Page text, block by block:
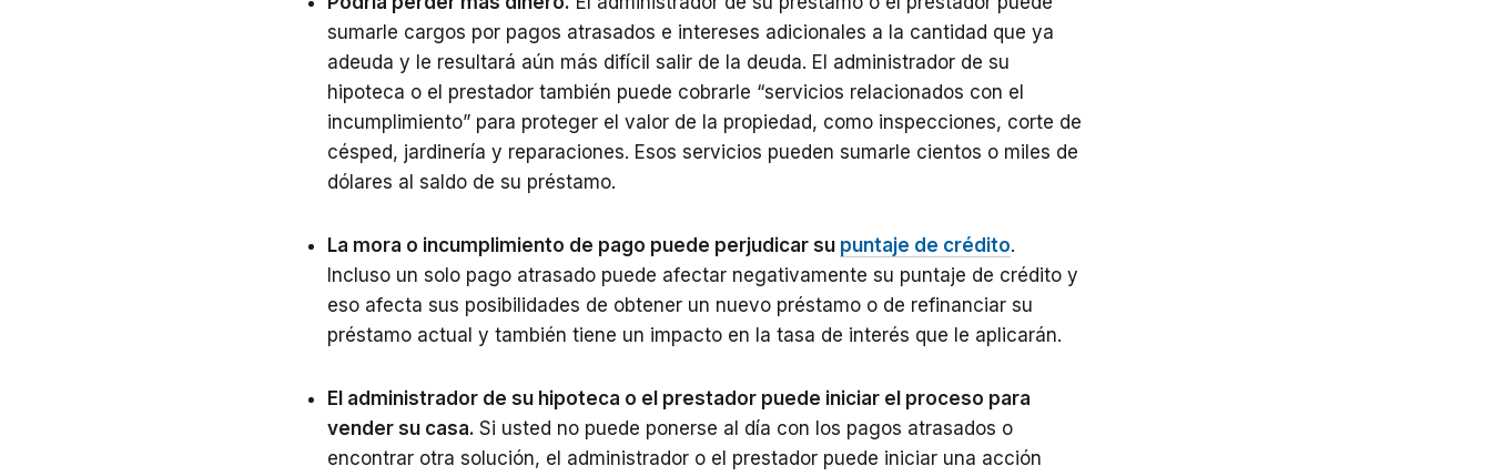
sumarle cargos por pagos atrasados e intereses adicionales a la cantidad que ya
adeuda y le resultará aún más difícil salir de la deuda. El administrador de su
hipoteca o el prestador también puede cobrarle “servicios relacionados con el
incumplimiento” para proteger el valor de la propiedad, como inspecciones, corte de
césped, jardinería y reparaciones. Esos servicios pueden sumarle cientos o miles de
dólares al saldo de su préstamo.
La mora o incumplimiento de pago puede perjudicar su puntaje de crédito.
Incluso un solo pago atrasado puede afectar negativamente su puntaje de crédito y
eso afecta sus posibilidades de obtener un nuevo préstamo o de refinanciar su
préstamo actual y también tiene un impacto en la tasa de interés que le aplicarán.
El administrador de su hipoteca o el prestador puede iniciar el proceso para
vender su casa. Si usted no puede ponerse al día con los pagos atrasados o
encontrar otra solución, el administrador o el prestador puede iniciar una acción